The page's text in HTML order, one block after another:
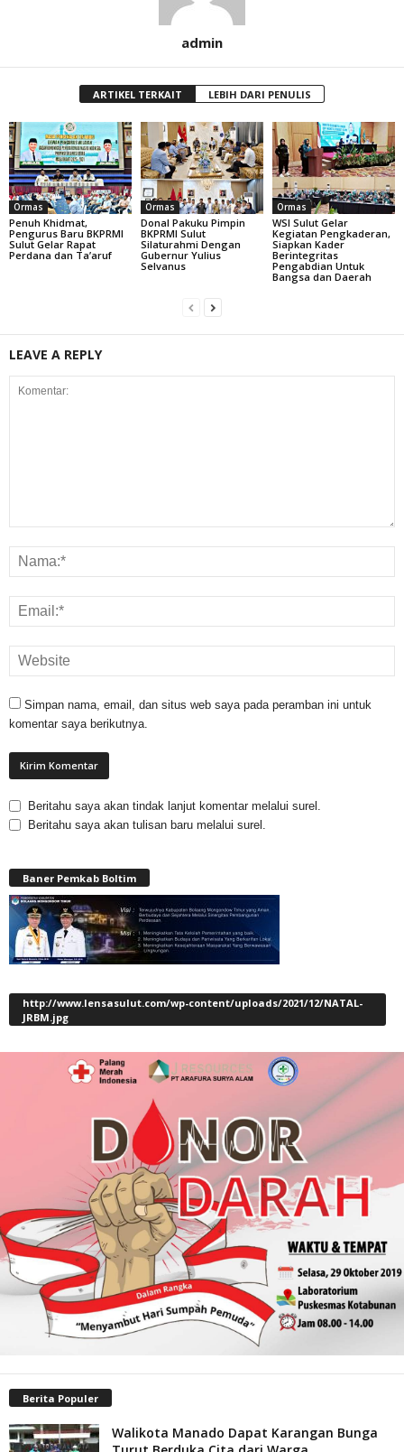
admin
ARTIKEL TERKAIT LEBIH DARI PENULIS
Ormas
Penuh Khidmat,
Pengurus Baru BKPRMI
Sulut Gelar Rapat
Perdana dan Ta’aruf
Ormas
Donal Pakuku Pimpin
BKPRMI Sulut
Silaturahmi Dengan
Gubernur Yulius
Selvanus
Ormas
WSI Sulut Gelar
Kegiatan Pengkaderan,
Siapkan Kader
Berintegritas
Pengabdian Untuk
Bangsa dan Daerah
LEAVE A REPLY
Simpan nama, email, dan situs web saya pada peramban ini untuk
komentar saya berikutnya.
Beritahu saya akan tindak lanjut komentar melalui surel.
Beritahu saya akan tulisan baru melalui surel.
Baner Pemkab Boltim
http://www.lensasulut.com/wp-content/uploads/2021/12/NATAL-
JRBM.jpg
Berita Populer
Walikota Manado Dapat Karangan Bunga